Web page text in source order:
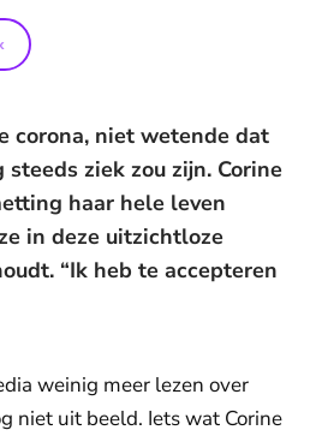
corona, niet wetende dat
ziek zou zijn. Corine
haar hele leven
in deze uitzichtloze
“Ik heb te accepteren
weinig meer lezen over
niet uit beeld. Iets wat Corine